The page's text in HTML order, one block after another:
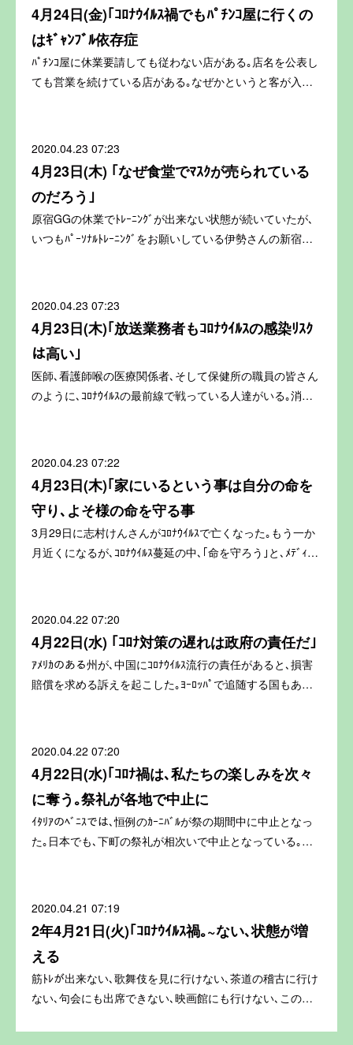
4月24日(金)｢ｺﾛﾅｳｲﾙｽ禍でもﾊﾟﾁﾝｺ屋に行くの
はｷﾞｬﾝﾌﾞﾙ依存症
ﾊﾟﾁﾝｺ屋に休業要請しても従わない店がある｡店名を公表し
ても営業を続けている店がある｡なぜかというと客が入…
2020.04.23 07:23
4月23日(木) ｢なぜ食堂でﾏｽｸが売られている
のだろう｣
原宿GGの休業でﾄﾚｰﾆﾝｸﾞが出来ない状態が続いていたが､
いつもﾊﾟｰｿﾅﾙﾄﾚｰﾆﾝｸﾞをお願いしている伊勢さんの新宿…
2020.04.23 07:23
4月23日(木)｢放送業務者もｺﾛﾅｳｲﾙｽの感染ﾘｽｸ
は高い｣
医師､看護師喉の医療関係者､そして保健所の職員の皆さん
のように､ｺﾛﾅｳｲﾙｽの最前線で戦っている人達がいる｡消…
2020.04.23 07:22
4月23日(木)｢家にいるという事は自分の命を
守り､よそ様の命を守る事
3月29日に志村けんさんがｺﾛﾅｳｲﾙｽで亡くなった｡もう一か
月近くになるが､ｺﾛﾅｳｲﾙｽ蔓延の中､｢命を守ろう｣と､ﾒﾃﾞｨ…
2020.04.22 07:20
4月22日(水) ｢ｺﾛﾅ対策の遅れは政府の責任だ｣
ｱﾒﾘｶのある州が､中国にｺﾛﾅｳｲﾙｽ流行の責任があると､損害
賠償を求める訴えを起こした｡ﾖｰﾛｯﾊﾟで追随する国もあ…
2020.04.22 07:20
4月22日(水)｢ｺﾛﾅ禍は､私たちの楽しみを次々
に奪う｡祭礼が各地で中止に
ｲﾀﾘｱのﾍﾞﾆｽでは､恒例のｶｰﾆﾊﾞﾙが祭の期間中に中止となっ
た｡日本でも､下町の祭礼が相次いで中止となっている｡…
2020.04.21 07:19
2年4月21日(火)｢ｺﾛﾅｳｲﾙｽ禍｡~ない､状態が増
える
筋ﾄﾚが出来ない､歌舞伎を見に行けない､茶道の稽古に行け
ない､句会にも出席できない､映画館にも行けない､この…